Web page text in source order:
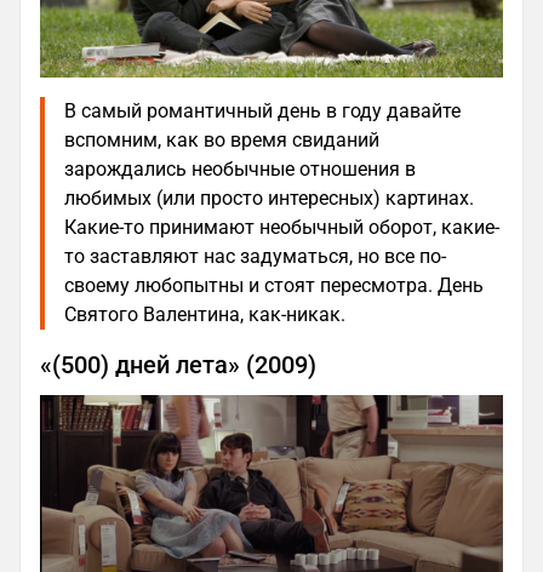
В самый романтичный день в году давайте
вспомним, как во время свиданий
зарождались необычные отношения в
любимых (или просто интересных) картинах.
Какие-то принимают необычный оборот, какие-
то заставляют нас задуматься, но все по-
своему любопытны и стоят пересмотра. День
Святого Валентина, как-никак.
«(500) дней лета» (2009)